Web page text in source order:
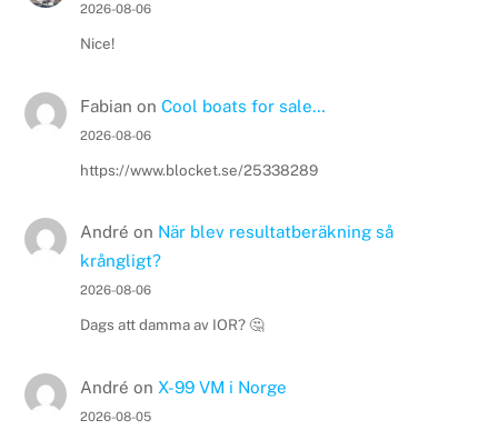
2026-08-06
Nice!
Fabian on Cool boats for sale…
2026-08-06
https://www.blocket.se/25338289
André on När blev resultatberäkning så
krångligt?
2026-08-06
Dags att damma av IOR? 🤔
André on X-99 VM i Norge
2026-08-05